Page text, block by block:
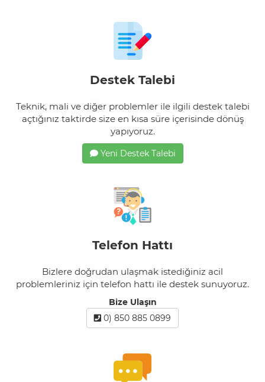
Destek Talebi
Teknik, mali ve diğer problemler ile ilgili destek talebi
açtığınız taktirde size en kısa süre içerisinde dönüş
yapıyoruz.
Yeni Destek Talebi
Telefon Hattı
Bizlere doğrudan ulaşmak istediğiniz acil
problemleriniz için telefon hattı ile destek sunuyoruz.
Bize Ulaşın
0) 850 885 0899